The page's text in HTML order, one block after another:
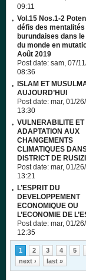
09:11
Vol.15 Nos.1-2
défis des mentalités
burundaises dans
du monde en
Août 2019
Post date: sam, 07/
08:36
ISLAM ET
AUJOURD’HUI
Post date: mar, 01/
13:30
VULNERABILITE ET
ADAPTATION AUX
CHANGEMENTS
CLIMATIQUES
DISTRICT DE RUSIZI
Post date: mar, 01/
13:21
L’ESPRIT DU
DEVELOPPEMENT
ECONOMIQUE OU
L’ECONOMIE DE
Post date: mar, 01/
12:35
Pages
1 2 3 4 5
next ›
last »